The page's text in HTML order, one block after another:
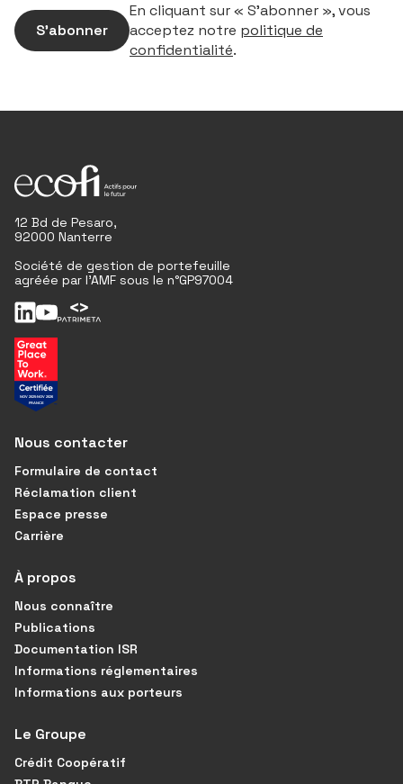
S’abonner
En cliquant sur « S’abonner », vous
acceptez notre politique de
confidentialité.
12 Bd de Pesaro,
92000 Nanterre
Société de gestion de portefeuille
agréée par l'AMF sous le n°GP97004
Nous contacter
Formulaire de contact
Réclamation client
Espace presse
Carrière
À propos
Nous connaître
Publications
Documentation ISR
Informations réglementaires
Informations aux porteurs
Le Groupe
Crédit Coopératif